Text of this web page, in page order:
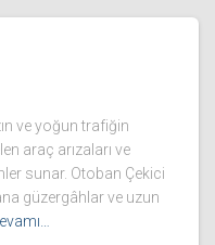
ve yoğun trafiğin
araç arızaları ve
sunar. Otoban Çekici
güzergâhlar ve uzun